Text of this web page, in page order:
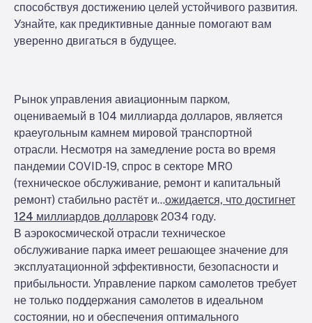
способствуя достижению целей устойчивого развития.
Узнайте, как предиктивные данные помогают вам
уверенно двигаться в будущее.
Рынок управления авиационным парком,
оцениваемый в 104 миллиарда долларов, является
краеугольным камнем мировой транспортной
отрасли. Несмотря на замедление роста во время
пандемии COVID-19, спрос в секторе MRO
(техническое обслуживание, ремонт и капитальный
ремонт) стабильно растёт и…ожидается, что достигнет
124 миллиардов долларовк 2034 году.
В аэрокосмической отрасли техническое
обслуживание парка имеет решающее значение для
эксплуатационной эффективности, безопасности и
прибыльности. Управление парком самолетов требует
не только поддержания самолетов в идеальном
состоянии, но и обеспечения оптимального